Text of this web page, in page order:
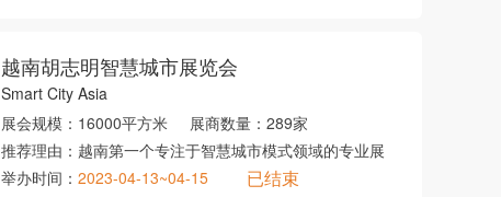
越南胡志明智慧城市展览会
Smart City Asia
展会规模： 16000平方米 展商数量： 289家
推荐理由： 越南第一个专注于智慧城市模式领域的专业展
举办时间： 2023-04-13~04-15 已结束